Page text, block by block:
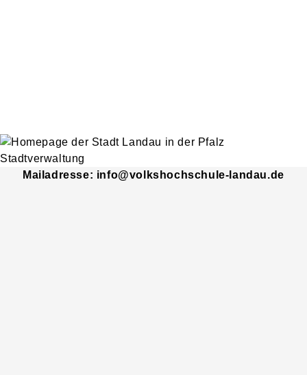
Mailadresse: info@volkshochschule-landau.de